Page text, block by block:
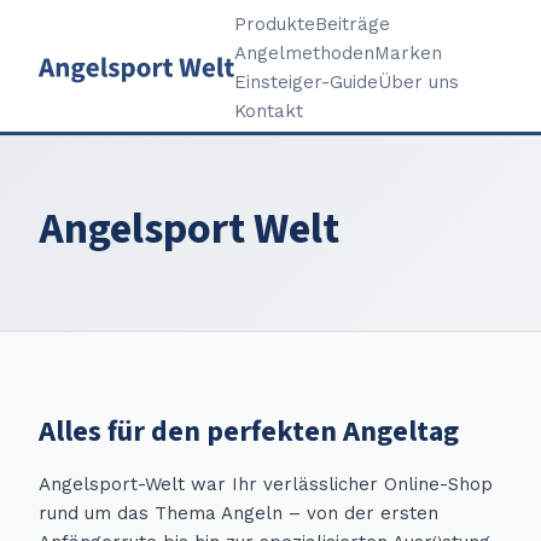
ProdukteBeiträge
AngelmethodenMarken
Einsteiger-GuideÜber uns
Kontakt
Angelsport Welt
Alles für den perfekten Angeltag
Angelsport-Welt war Ihr verlässlicher Online-Shop
rund um das Thema Angeln – von der ersten